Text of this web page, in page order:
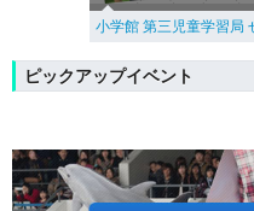
小学館 第三児童学習局
ピックアップイベント